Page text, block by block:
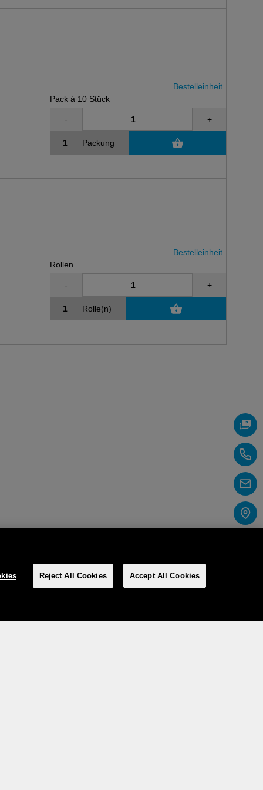
Bestelleinheit
Pack à 10 Stück
- +
Packung
Bestelleinheit
Rollen
- +
Rolle(n)
Reject All Cookies Accept All Cookies